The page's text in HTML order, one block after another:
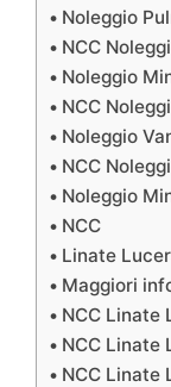
Noleggio
NCC
Noleggio
NCC
Noleggio
NCC
Noleggio
NCC
Linate
Maggiori
NCC Linate
NCC Linate
NCC Linate